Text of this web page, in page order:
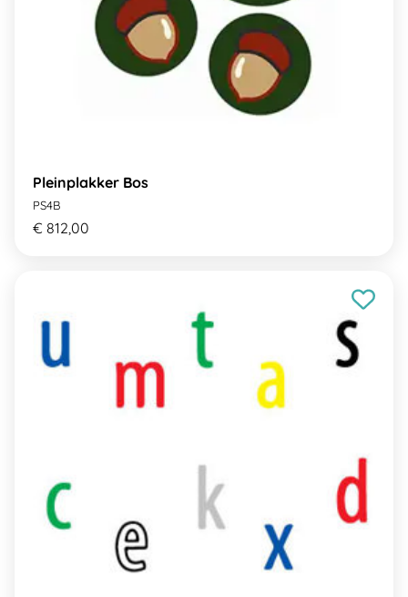
Pleinplakker Bos
PS4B
€ 812,00